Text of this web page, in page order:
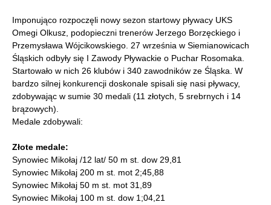
Imponująco rozpoczęli nowy sezon startowy pływacy UKS
Omegi Olkusz, podopieczni trenerów Jerzego Borzęckiego i
Przemysława Wójcikowskiego. 27 września w Siemianowicach
Śląskich odbyły się I Zawody Pływackie o Puchar Rosomaka.
Startowało w nich 26 klubów i 340 zawodników ze Śląska. W
bardzo silnej konkurencji doskonale spisali się nasi pływacy,
zdobywając w sumie 30 medali (11 złotych, 5 srebrnych i 14
brązowych).
Medale zdobywali:
Złote medale:
Synowiec Mikołaj /12 lat/ 50 m st. dow 29,81
Synowiec Mikołaj 200 m st. mot 2;45,88
Synowiec Mikołaj 50 m st. mot 31,89
Synowiec Mikołaj 100 m st. dow 1;04,21